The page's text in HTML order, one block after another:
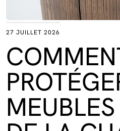
27 JUILLET 2026